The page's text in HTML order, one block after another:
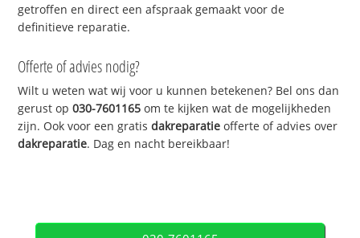
getroffen en direct een afspraak gemaakt voor de
definitieve reparatie.
Offerte of advies nodig?
Wilt u weten wat wij voor u kunnen betekenen? Bel ons dan
gerust op030-7601165 om te kijken wat de mogelijkheden
zijn. Ook voor een gratisdakreparatie offerte of advies over
dakreparatie. Dag en nacht bereikbaar!